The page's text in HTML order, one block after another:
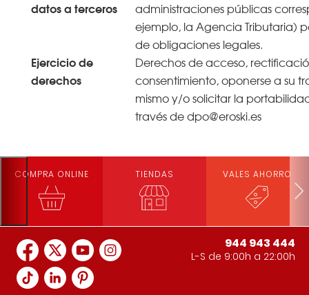
datos a terceros
administraciones públicas
ejemplo, la Agencia Tributaria)
de obligaciones legales.
Ejercicio de
derechos
Derechos de acceso,
consentimiento, oponerse a su
mismo y/o solicitar la
través de dpo@eroski.es
COMPRA ONLINE TIENDAS VALES AHORRO
944 943 444
L-S de 9:00h a 22:00h